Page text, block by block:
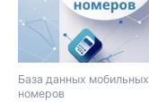
База данных мобильных
номеров